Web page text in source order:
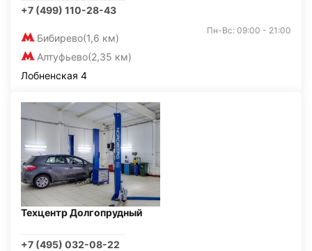
+7 (499) 110-28-43
Бибирево(1,6 км)
Алтуфьево(2,35 км)
Пн-Вс: 09:00 - 21:00
Лобненская 4
Техцентр Долгопрудный
+7 (495) 032-08-22